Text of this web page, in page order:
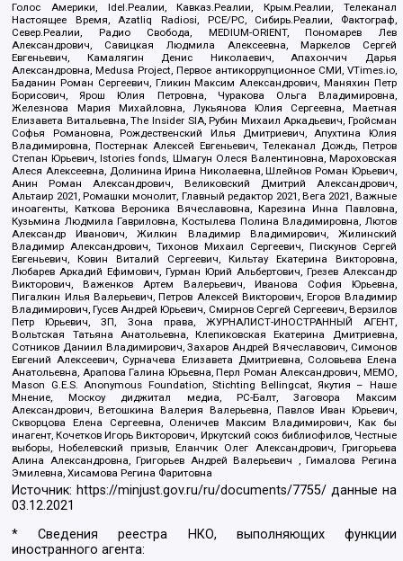
Голос Америки, Idel.Реалии, Кавказ.Реалии, Крым.Реалии, Телеканал
Настоящее Время, Azatliq Radiosi, PCE/PC, Сибирь.Реалии, Фактограф,
Север.Реалии, Радио Свобода, MEDIUM-ORIENT, Пономарев Лев
Александрович, Савицкая Людмила Алексеевна, Маркелов Сергей
Евгеньевич, Камалягин Денис Николаевич, Апахончич Дарья
Александровна, Medusa Project, Первое антикоррупционное СМИ, VTimes.io,
Баданин Роман Сергеевич, Гликин Максим Александрович, Маняхин Петр
Борисович, Ярош Юлия Петровна, Чуракова Ольга Владимировна,
Железнова Мария Михайловна, Лукьянова Юлия Сергеевна, Маетная
Елизавета Витальевна, The Insider SIA, Рубин Михаил Аркадьевич, Гройсман
Софья Романовна, Рождественский Илья Дмитриевич, Апухтина Юлия
Владимировна, Постернак Алексей Евгеньевич, Телеканал Дождь, Петров
Степан Юрьевич, Istories fonds, Шмагун Олеся Валентиновна, Мароховская
Алеся Алексеевна, Долинина Ирина Николаевна, Шлейнов Роман Юрьевич,
Анин Роман Александрович, Великовский Дмитрий Александрович,
Альтаир 2021, Ромашки монолит, Главный редактор 2021, Вега 2021, Важные
иноагенты, Каткова Вероника Вячеславовна, Карезина Инна Павловна,
Кузьмина Людмила Гавриловна, Костылева Полина Владимировна, Лютов
Александр Иванович, Жилкин Владимир Владимирович, Жилинский
Владимир Александрович, Тихонов Михаил Сергеевич, Пискунов Сергей
Евгеньевич, Ковин Виталий Сергеевич, Кильтау Екатерина Викторовна,
Любарев Аркадий Ефимович, Гурман Юрий Альбертович, Грезев Александр
Викторович, Важенков Артем Валерьевич, Иванова София Юрьевна,
Пигалкин Илья Валерьевич, Петров Алексей Викторович, Егоров Владимир
Владимирович, Гусев Андрей Юрьевич, Смирнов Сергей Сергеевич, Верзилов
Петр Юрьевич, ЗП, Зона права, ЖУРНАЛИСТ-ИНОСТРАННЫЙ АГЕНТ,
Вольтская Татьяна Анатольевна, Клепиковская Екатерина Дмитриевна,
Сотников Даниил Владимирович, Захаров Андрей Вячеславович, Симонов
Евгений Алексеевич, Сурначева Елизавета Дмитриевна, Соловьева Елена
Анатольевна, Арапова Галина Юрьевна, Перл Роман Александрович, МЕМО,
Mason G.E.S. Anonymous Foundation, Stichting Bellingcat, Якутия – Наше
Мнение, Москоу диджитал медиа, РС-Балт, Заговора Максим
Александрович, Ветошкина Валерия Валерьевна, Павлов Иван Юрьевич,
Скворцова Елена Сергеевна, Оленичев Максим Владимирович, Как бы
инагент, Кочетков Игорь Викторович, Иркутский союз библиофилов, Честные
выборы, Нобелевский призыв, Еланчик Олег Александрович, Григорьева
Алина Александровна, Григорьев Андрей Валерьевич , Гималова Регина
Эмилевна, Хисамова Регина Фаритовна
Источник: https://minjust.gov.ru/ru/documents/7755/ данные на
03.12.2021
* Сведения реестра НКО, выполняющих функции
иностранного агента: